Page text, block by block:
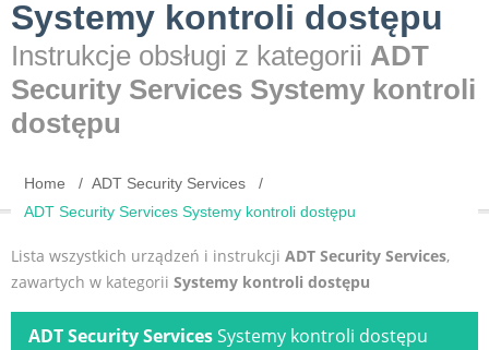
Systemy kontroli dostępu
Instrukcje obsługi z kategorii ADT
Security Services Systemy kontroli
dostępu
Home
ADT Security Services
ADT Security Services Systemy kontroli dostępu
Lista wszystkich urządzeń i instrukcji ADT Security Services,
zawartych w kategorii Systemy kontroli dostępu
ADT Security ServicesSystemy kontroli dostępu